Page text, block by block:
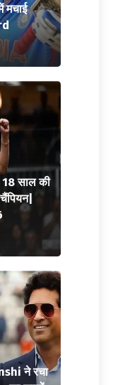
मचाई
18 साल की
ने रचा